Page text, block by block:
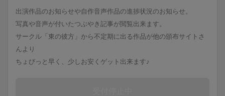
出演作品のお知らせや自作音声作品の進捗状況のお知らせ。
写真や音声が付いたつぶやき記事が閲覧出来ます。
サークル「東の彼方」から不定期に出る作品が他の頒布サイトさ
んより
ちょびっと早く、少しお安くゲット出来ます♪